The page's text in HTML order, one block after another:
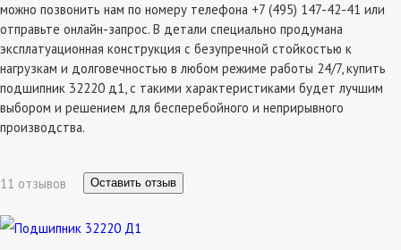
можно позвонить нам по номеру телефона +7 (495) 147-42-41 или
отправьте онлайн-запрос. В детали специально продумана
эксплатуационная конструкция с безупречной стойкостью к
нагрузкам и долговечностью в любом режиме работы 24/7, купить
подшипник 32220 д1, с такими характеристиками будет лучшим
выбором и решением для бесперебойного и неприрывного
производства.
11 отзывов Оставить отзыв